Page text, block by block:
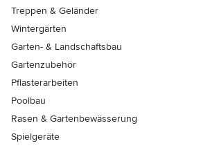
Treppen & Geländer
Wintergärten
Garten- & Landschaftsbau
Gartenzubehör
Pflasterarbeiten
Poolbau
Rasen & Gartenbewässerung
Spielgeräte